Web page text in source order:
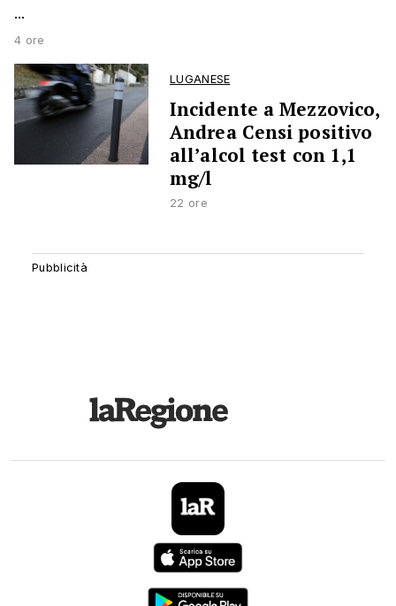
...
4 ore
LUGANESE
Incidente a Mezzovico,
Andrea Censi positivo
all’alcol test con 1,1
mg/l
22 ore